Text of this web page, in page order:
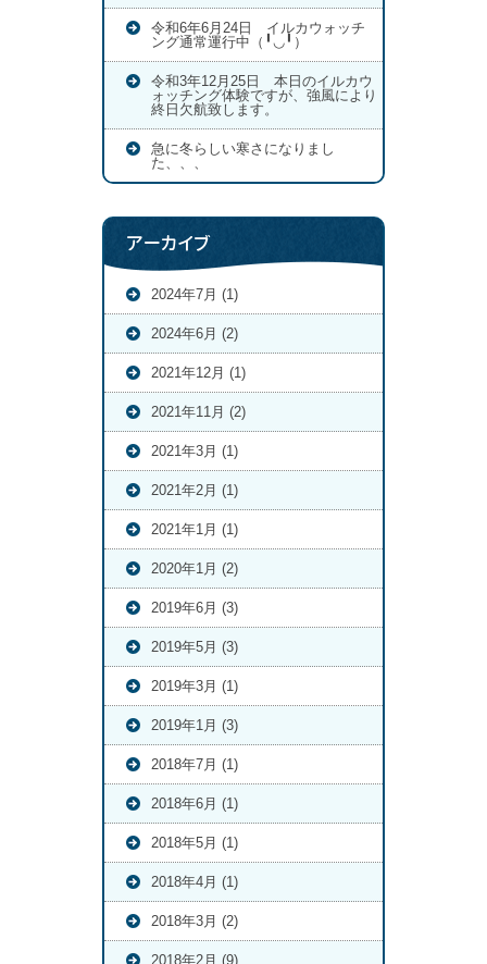
令和6年6月24日 イルカウォッチ
ング通常運行中（╹◡╹）
令和3年12月25日 本日のイルカウ
ォッチング体験ですが、強風により
終日欠航致します。
急に冬らしい寒さになりまし
た、、、
アーカイブ
2024年7月 (1)
2024年6月 (2)
2021年12月 (1)
2021年11月 (2)
2021年3月 (1)
2021年2月 (1)
2021年1月 (1)
2020年1月 (2)
2019年6月 (3)
2019年5月 (3)
2019年3月 (1)
2019年1月 (3)
2018年7月 (1)
2018年6月 (1)
2018年5月 (1)
2018年4月 (1)
2018年3月 (2)
2018年2月 (9)